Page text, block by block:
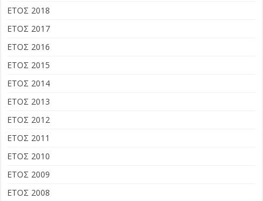
ΕΤΟΣ 2018
ΕΤΟΣ 2017
ΕΤΟΣ 2016
ΕΤΟΣ 2015
ΕΤΟΣ 2014
ΕΤΟΣ 2013
ΕΤΟΣ 2012
ΕΤΟΣ 2011
ΕΤΟΣ 2010
ΕΤΟΣ 2009
ΕΤΟΣ 2008